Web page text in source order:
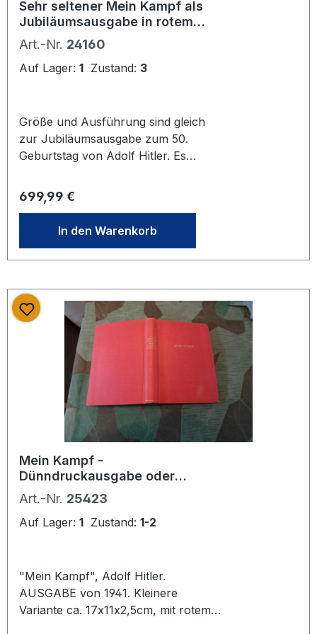
Sehr seltener Mein Kampf als
Jubiläumsausgabe in rotem
Leinen.
Art.-Nr. 24160
Auf Lager: 1 Zustand: 3
Größe und Ausführung sind gleich
zur Jubiläumsausgabe zum 50.
Geburtstag von Adolf Hitler. Es
Österreichausgabe. Unbestritten die
Seltenheit dieser Ausgabe - es ist das
erste Exemplar das wir anbieten
Erstausgaben zu finden! Einband mit
Komplett mit Führerbild und
Pergamentpapier, diese ersten Seiten
leider braunfleckig, der Rest des
Buches aber sauber und gut
erhalten. Druck Müller & Sohn Wien.
Bei Bestellung bitte Altersnachweis
senden oder mailen ( Kopie vom
Personalausweis).
Regulärer Preis:
699,99 €
In den Warenkorb
Mein Kampf -
Dünndruckausgabe oder
Feldpostausgabe von 1941,
rotes Leinen
Art.-Nr. 25423
Auf Lager: 1 Zustand: 1-2
"Mein Kampf", Adolf Hitler.
AUSGABE von 1941. Kleinere
Variante ca. 17x11x2,5cm, mit rotem